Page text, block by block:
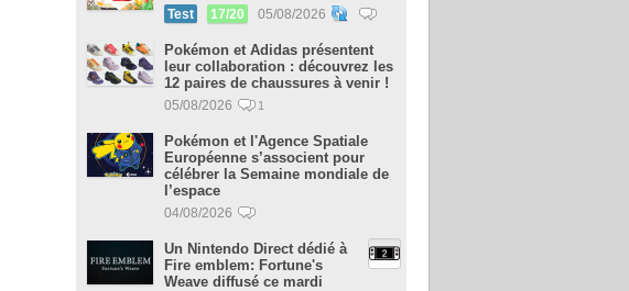
Test 17/20 05/08/2026
Pokémon et Adidas présentent
leur collaboration : découvrez les
12 paires de chaussures à venir !
05/08/2026 1
Pokémon et l'Agence Spatiale
Européenne s’associent pour
célébrer la Semaine mondiale de
l’espace
04/08/2026
Un Nintendo Direct dédié à
Fire emblem: Fortune's
Weave diffusé ce mardi